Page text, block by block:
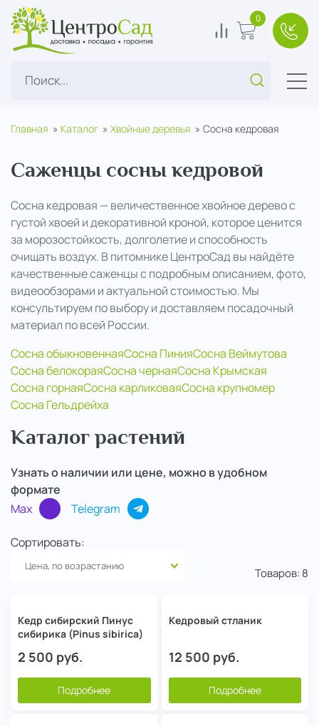
ЦентроСад
Поиск...
В сравнение
В корзину
0
Главная Каталог Хвойные деревья Сосна кедровая
Саженцы сосны кедровой
Сосна кедровая — величественное хвойное дерево с
густой хвоей и декоративной кроной, которое ценится
за морозостойкость, долголетие и способность
очищать воздух. В питомнике ЦентроСад вы найдёте
качественные саженцы с подробным описанием, фото,
видеообзорами и актуальной стоимостью. Мы
консультируем по выбору и доставляем посадочный
материал по всей России.
Сосна обыкновеннаяСосна ПинияСосна Веймутова
Сосна белокораяСосна чернаяСосна Крымская
Сосна горнаяСосна карликоваяСосна крупномер
Сосна Гельдрейха
Каталог растений
Узнать о наличии или цене, можно в удобном
формате
Max
Telegram
Сортировать:
Товаров: 8
Кедр сибирский Пинус
сибирика (Pinus sibirica)
2 500 руб.
Подробнее
Кедровый стланик
12 500 руб.
Подробнее